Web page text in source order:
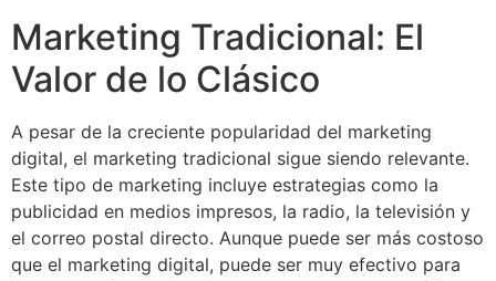
Marketing Tradicional: El
Valor de lo Clásico
A pesar de la creciente popularidad del marketing
digital, el marketing tradicional sigue siendo relevante.
Este tipo de marketing incluye estrategias como la
publicidad en medios impresos, la radio, la televisión y
el correo postal directo. Aunque puede ser más costoso
que el marketing digital, puede ser muy efectivo para